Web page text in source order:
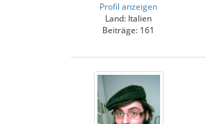
Profil anzeigen
Land: Italien
Beiträge: 161